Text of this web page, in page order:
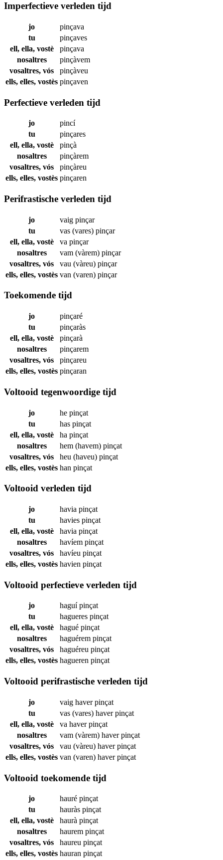
Imperfectieve verleden tijd
jo
pinçava
tu
pinçaves
ell, ella, vostè
pinçava
nosaltres
pinçàvem
vosaltres, vós
pinçàveu
ells, elles, vostès pinçaven
Perfectieve verleden tijd
jo
pincí
tu
pinçares
ell, ella, vostè
pinçà
nosaltres
pinçàrem
vosaltres, vós
pinçàreu
ells, elles, vostès pinçaren
Perifrastische verleden tijd
jo vaig pinçar
tu
vas (vares) pinçar
ell, ella, vostè
va pinçar
nosaltres
vam (vàrem) pinçar
vosaltres, vós
vau (vàreu) pinçar
ells, elles, vostès van (varen) pinçar
Toekomende tijd
jo
pinçaré
tu
pinçaràs
ell, ella, vostè
pinçarà
nosaltres
pinçarem
vosaltres, vós
pinçareu
ells, elles, vostès pinçaran
Voltooid tegenwoordige tijd
jo he pinçat
tu
has pinçat
ell, ella, vostè
ha pinçat
nosaltres
hem (havem) pinçat
vosaltres, vós
heu (haveu) pinçat
ells, elles, vostès han pinçat
Voltooid verleden tijd
jo havia pinçat
tu
havies pinçat
ell, ella, vostè
havia pinçat
nosaltres
havíem pinçat
vosaltres, vós
havíeu pinçat
ells, elles, vostès havien pinçat
Voltooid perfectieve verleden tijd
jo haguípinçat
tu
hagueres pinçat
ell, ella, vostè
hagué pinçat
nosaltres
haguérem pinçat
vosaltres, vós
haguéreu pinçat
ells, elles, vostès hagueren pinçat
Voltooid perifrastische verleden tijd
jo vaig haverpinçat
tu
vas (vares) haverpinçat
ell, ella, vostè
va haverpinçat
nosaltres
vam (vàrem) haverpinçat
vosaltres, vós
vau (vàreu) haverpinçat
ells, elles, vostès van (varen) haverpinçat
Voltooid toekomende tijd
jo hauré pinçat
tu
hauràs pinçat
ell, ella, vostè
haurà pinçat
nosaltres
haurem pinçat
vosaltres, vós
haureu pinçat
ells, elles, vostès hauran pinçat